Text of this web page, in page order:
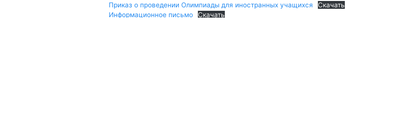
Приказ о проведении Олимпиады для иностранных учащихся
Скачать
Информационное письмо
Скачать